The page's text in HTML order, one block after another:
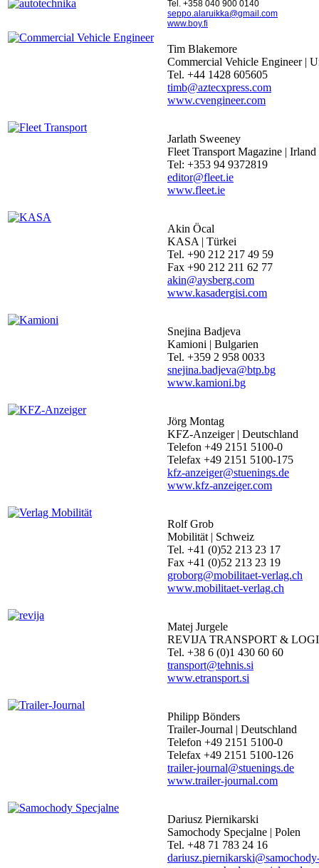
Tel. +358 040 900 0140
seppo.alaruikka@gmail.com
www.boy.fi
Tim Blakemore
Commercial Vehicle Engineer |
Tel. +44 1428 605605
timb@aztecxpress.com
www.cvengineer.com
Jarlath Sweeney
Fleet Transport Magazine | Irland
Tel: +353 94 9372819
editor@fleet.ie
www.fleet.ie
Akin Öcal
KASA | Türkei
Tel. +90 212 217 49 59
Fax +90 212 211 62 77
akin@aysberg.com
www.kasadergisi.com
Snejina Badjeva
Kamioni | Bulgarien
Tel. +359 2 958 0033
snejina.badjeva@btp.bg
www.kamioni.bg
Jörg Montag
KFZ-Anzeiger | Deutschland
Telefon +49 2151 5100-0
Telefax +49 2151 5100-175
kfz-anzeiger@stuenings.de
www.kfz-anzeiger.com
Rolf Grob
Mobilität | Schweiz
Tel. +41 (0)52 213 23 17
Fax +41 (0)52 213 23 19
groborg@mobilitaet-verlag.ch
www.mobilitaet-verlag.ch
Matej Jurgele
REVIJA TRANSPORT &
Tel. +38 6 (0)1 430 60 60
transport@tehnis.si
www.etransport.si
Philipp Bönders
Trailer-Journal | Deutschland
Telefon +49 2151 5100-0
Telefax +49 2151 5100-126
trailer-journal@stuenings.de
www.trailer-journal.com
Dariusz Piernikarski
Samochody Specjalne | Polen
Tel. +48 71 783 24 16